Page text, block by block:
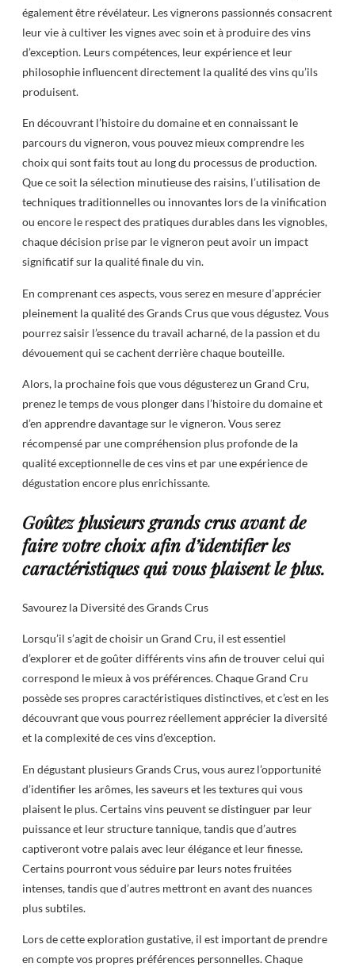
également être révélateur. Les vignerons passionnés consacrent
leur vie à cultiver les vignes avec soin et à produire des vins
d’exception. Leurs compétences, leur expérience et leur
philosophie influencent directement la qualité des vins qu’ils
produisent.
En découvrant l’histoire du domaine et en connaissant le
parcours du vigneron, vous pouvez mieux comprendre les
choix qui sont faits tout au long du processus de production.
Que ce soit la sélection minutieuse des raisins, l’utilisation de
techniques traditionnelles ou innovantes lors de la vinification
ou encore le respect des pratiques durables dans les vignobles,
chaque décision prise par le vigneron peut avoir un impact
significatif sur la qualité finale du vin.
En comprenant ces aspects, vous serez en mesure d’apprécier
pleinement la qualité des Grands Crus que vous dégustez. Vous
pourrez saisir l’essence du travail acharné, de la passion et du
dévouement qui se cachent derrière chaque bouteille.
Alors, la prochaine fois que vous dégusterez un Grand Cru,
prenez le temps de vous plonger dans l’histoire du domaine et
d’en apprendre davantage sur le vigneron. Vous serez
récompensé par une compréhension plus profonde de la
qualité exceptionnelle de ces vins et par une expérience de
dégustation encore plus enrichissante.
Goûtez plusieurs grands crus avant de
faire votre choix afin d’identifier les
caractéristiques qui vous plaisent le plus.
Savourez la Diversité des Grands Crus
Lorsqu’il s’agit de choisir un Grand Cru, il est essentiel
d’explorer et de goûter différents vins afin de trouver celui qui
correspond le mieux à vos préférences. Chaque Grand Cru
possède ses propres caractéristiques distinctives, et c’est en les
découvrant que vous pourrez réellement apprécier la diversité
et la complexité de ces vins d’exception.
En dégustant plusieurs Grands Crus, vous aurez l’opportunité
d’identifier les arômes, les saveurs et les textures qui vous
plaisent le plus. Certains vins peuvent se distinguer par leur
puissance et leur structure tannique, tandis que d’autres
captiveront votre palais avec leur élégance et leur finesse.
Certains pourront vous séduire par leurs notes fruitées
intenses, tandis que d’autres mettront en avant des nuances
plus subtiles.
Lors de cette exploration gustative, il est important de prendre
en compte vos propres préférences personnelles. Chaque